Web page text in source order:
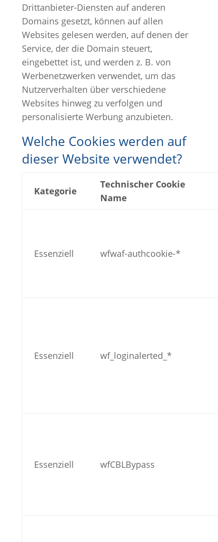
Drittanbieter-Diensten auf anderen
Domains gesetzt, können auf allen
Websites gelesen werden, auf denen der
Service, der die Domain steuert,
eingebettet ist, und werden z. B. von
Werbenetzwerken verwendet, um das
Nutzerverhalten über verschiedene
Websites hinweg zu verfolgen und
personalisierte Werbung anzubieten.
Welche Cookies werden auf
dieser Website verwendet?
Kategorie
Technischer Cookie
Name
Essenziell wfwaf-authcookie-*
Essenziell wf_loginalerted_*
Essenziell wfCBLBypass